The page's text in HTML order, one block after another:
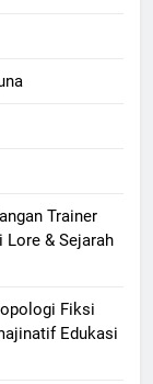
Trainer
Lore & Sejarah
Fiksi
Edukasi